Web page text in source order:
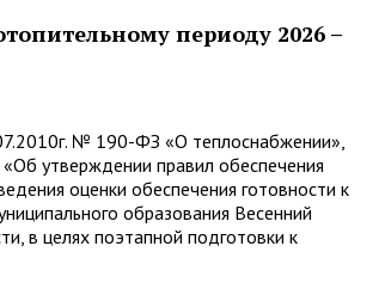
периоду 2026 –
№ 190-ФЗ «О теплоснабжении»,
утверждении правил обеспечения
оценки обеспечения готовности к
образования Весенний
в целях поэтапной подготовки к